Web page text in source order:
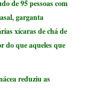
de 95 pessoas com
garganta
xícaras de chá de
do que aqueles que
reduziu as